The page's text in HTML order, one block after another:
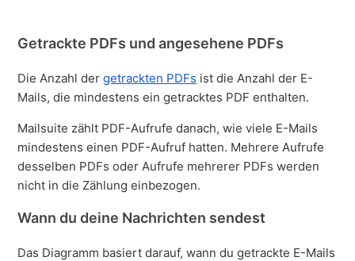
Getrackte PDFs und angesehene PDFs
Die Anzahl dergetrackten PDFs ist die Anzahl der E-
Mails, die mindestens ein getracktes PDF enthalten.
Mailsuite zählt PDF-Aufrufe danach, wie viele E-Mails
mindestens einen PDF-Aufruf hatten. Mehrere Aufrufe
desselben PDFs oder Aufrufe mehrerer PDFs werden
nicht in die Zählung einbezogen.
Wann du deine Nachrichten sendest
Das Diagramm basiert darauf, wann du getrackte E-Mails